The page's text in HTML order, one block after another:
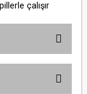
çalışır